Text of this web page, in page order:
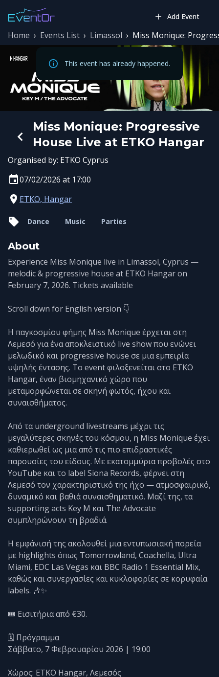
Add Event
This event has already happened.
Home › Events List › Limassol › Miss Monique:
Miss Monique: Progressive
House Live at ETKO Hangar
Organised by: ETKO Cyprus
07/02/2026 at 17:00
ETKO, Hangar
Dance Music Parties
About
Experience Miss Monique live in Limassol, Cyprus —
melodic & progressive house at ETKO Hangar on
February 7, 2026. Tickets available
Scroll down for English version 👇
Η παγκοσμίου φήμης Miss Monique έρχεται στη
Λεμεσό για ένα αποκλειστικό live show που ενώνει
μελωδικό και progressive house σε μια εμπειρία
υψηλής έντασης. Το event φιλοξενείται στο ETKO
Hangar, έναν βιομηχανικό χώρο που
μεταμορφώνεται σε σκηνή φωτός, ήχου και
συναισθήματος.
Από τα underground livestreams μέχρι τις
μεγαλύτερες σκηνές του κόσμου, η Miss Monique έχει
καθιερωθεί ως μια από τις πιο επιδραστικές
παρουσίες του είδους. Με εκατομμύρια προβολές στο
YouTube και το label Siona Records, φέρνει στη
Λεμεσό τον χαρακτηριστικό της ήχο — ατμοσφαιρικό,
δυναμικό και βαθιά συναισθηματικό. Μαζί της, τα
supporting acts Key M και The Advocate
συμπληρώνουν τη βραδιά.
Η εμφάνισή της ακολουθεί μια εντυπωσιακή πορεία
με highlights όπως Tomorrowland, Coachella, Ultra
Miami, EDC Las Vegas και BBC Radio 1 Essential Mix,
καθώς και συνεργασίες και κυκλοφορίες σε κορυφαία
labels. 🎶✨
🎟️ Εισιτήρια από €30.
🗓️ Πρόγραμμα
Σάββατο, 7 Φεβρουαρίου 2026 | 19:00
Χώρος: ETKO Hangar, Λεμεσός